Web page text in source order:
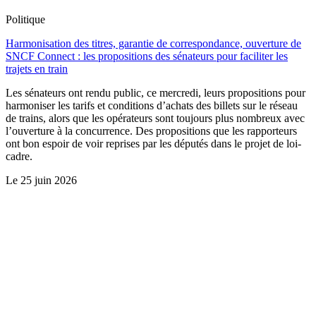
Politique
Harmonisation des titres, garantie de correspondance, ouverture de
SNCF Connect : les propositions des sénateurs pour faciliter les
trajets en train
Les sénateurs ont rendu public, ce mercredi, leurs propositions pour
harmoniser les tarifs et conditions d’achats des billets sur le réseau
de trains, alors que les opérateurs sont toujours plus nombreux avec
l’ouverture à la concurrence. Des propositions que les rapporteurs
ont bon espoir de voir reprises par les députés dans le projet de loi-
cadre.
Le 25 juin 2026